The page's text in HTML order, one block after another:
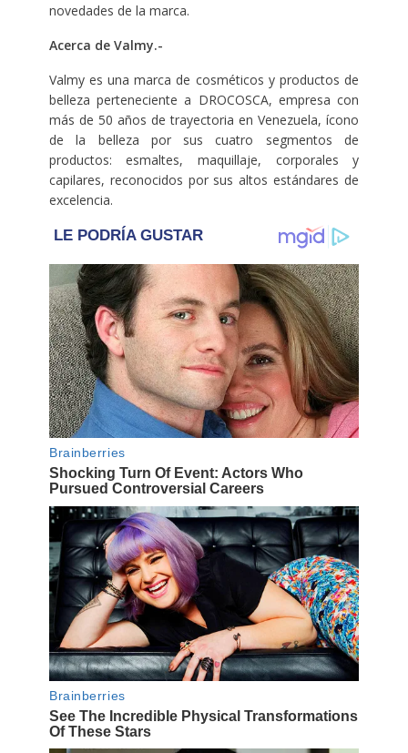
novedades de la marca.
Acerca de Valmy.-
Valmy es una marca de cosméticos y productos de
belleza perteneciente a DROCOSCA, empresa con
más de 50 años de trayectoria en Venezuela, ícono
de la belleza por sus cuatro segmentos de
productos: esmaltes, maquillaje, corporales y
capilares, reconocidos por sus altos estándares de
excelencia.